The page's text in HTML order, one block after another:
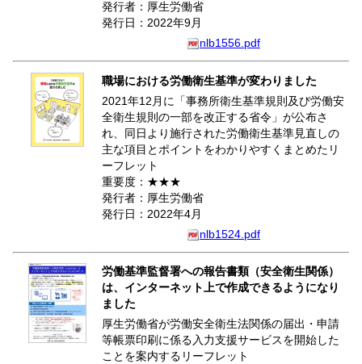
発行者：厚生労働省
発行日：2022年9月
nlb1556.pdf
職場における労働衛生基準が変わりました
2021年12月に「事務所衛生基準規則及び労働安
全衛生規則の一部を改正する省令」が公布さ
れ、同日より施行された労働衛生基準見直しの
主な項目とポイントをわかりやすくまとめたリ
ーフレット
重要度：★★★
発行者：厚生労働省
発行日：2022年4月
nlb1524.pdf
労働基準監督署への報告書類（安全衛生関係）
は、インターネット上で作成できるようになり
ました
厚生労働省が労働安全衛生法関係の届出・申請
等帳票印刷に係る入力支援サービスを開始した
ことを案内するリーフレット